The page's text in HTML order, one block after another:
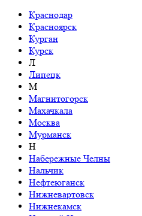
Краснодар
Красноярск
Курган
Курск
Л
Липецк
М
Магнитогорск
Махачкала
Москва
Мурманск
Н
Набережные Челны
Нальчик
Нефтеюганск
Нижневартовск
Нижнекамск